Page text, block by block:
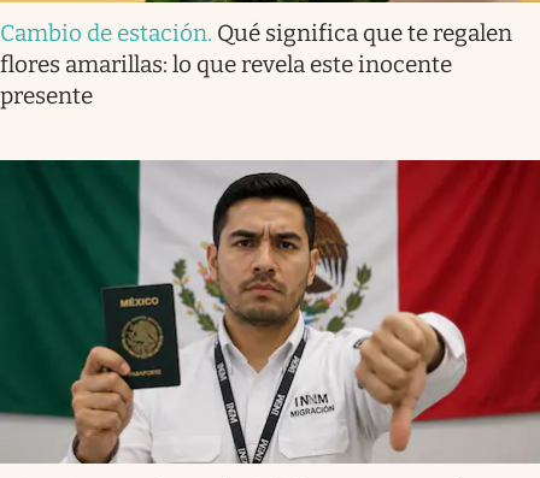
Cambio de estación. Qué significa que te regalen
flores amarillas: lo que revela este inocente
presente